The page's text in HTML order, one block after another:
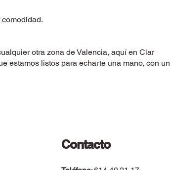
otra zona de Valencia, aquí en Clar
estamos listos para echarte una mano, con un
Contacto